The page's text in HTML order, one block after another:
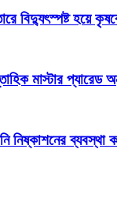
বিদ্যুৎস্পষ্ট হয়ে
মাস্টার প্যারেড
নিষ্কাশনের ব্যবস্থা